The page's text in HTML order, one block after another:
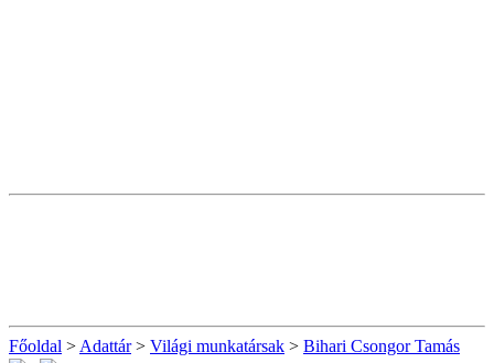
Főoldal > Adattár> Világi munkatársak > Bihari Csongor Tamás